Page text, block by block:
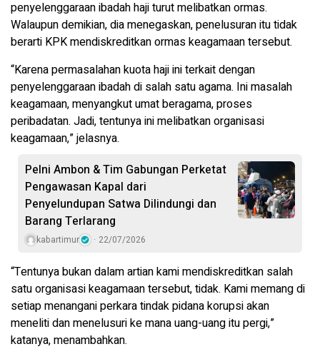
penyelenggaraan ibadah haji turut melibatkan ormas.
Walaupun demikian, dia menegaskan, penelusuran itu tidak
berarti KPK mendiskreditkan ormas keagamaan tersebut.
“Karena permasalahan kuota haji ini terkait dengan
penyelenggaraan ibadah di salah satu agama. Ini masalah
keagamaan, menyangkut umat beragama, proses
peribadatan. Jadi, tentunya ini melibatkan organisasi
keagamaan,” jelasnya.
Pelni Ambon & Tim Gabungan Perketat
Pengawasan Kapal dari
Penyelundupan Satwa Dilindungi dan
Barang Terlarang
kabartimur 22/07/2026
“Tentunya bukan dalam artian kami mendiskreditkan salah
satu organisasi keagamaan tersebut, tidak. Kami memang di
setiap menangani perkara tindak pidana korupsi akan
meneliti dan menelusuri ke mana uang-uang itu pergi,”
katanya, menambahkan.